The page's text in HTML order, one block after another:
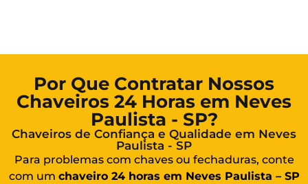
Por Que Contratar Nossos
Chaveiros 24 Horas em Neves
Paulista - SP?
Chaveiros de Confiança e Qualidade em Neves
Paulista - SP
Para problemas com chaves ou fechaduras, conte
com um chaveiro 24 horas em Neves Paulista – SP